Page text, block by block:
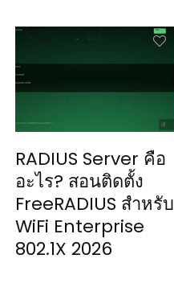
RADIUS Server คือ
อะไร? สอนติดตั้ง
FreeRADIUS สำหรับ
WiFi Enterprise
802.1X 2026